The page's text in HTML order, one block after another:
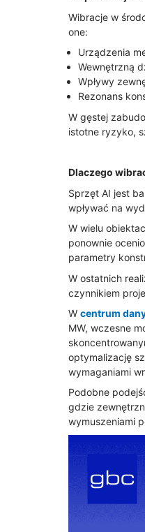
Wibracje w
one:
Urządzenia
Wewnętrzną
Wpływy
Rezonans
W gęstej
istotne ryzyko,
Dlaczego
Sprzęt AI jest
wpływać na
W wielu
ponownie
parametry
W ostatnich
czynnikiem
W centrum
MW, wczesne
optymalizację
wymaganiami
Podobne
gdzie
wymuszeniami